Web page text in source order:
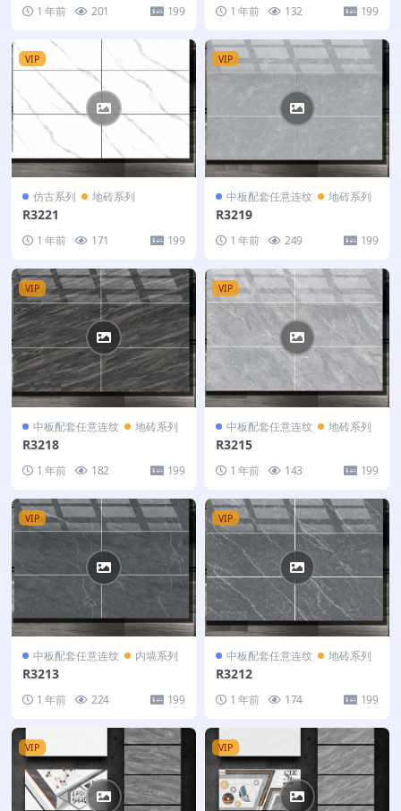
1 年前 201 199 1 年前 132 199
VIP
仿古系列 地砖系列
R3221
1 年前 171 199
VIP
中板配套任意连纹 地砖系列
R3219
1 年前 249 199
VIP
中板配套任意连纹 地砖系列
R3218
1 年前 182 199
VIP
中板配套任意连纹 地砖系列
R3215
1 年前 143 199
VIP
中板配套任意连纹 内墙系列
R3213
1 年前 224 199
VIP
中板配套任意连纹 地砖系列
R3212
1 年前 174 199
VIP VIP